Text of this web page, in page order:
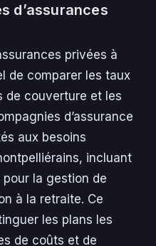
d’assurances
privées à
de comparer les taux
de couverture et les
d’assurance
aux besoins
incluant
la gestion de
à la retraite. Ce
les plans les
de coûts et de